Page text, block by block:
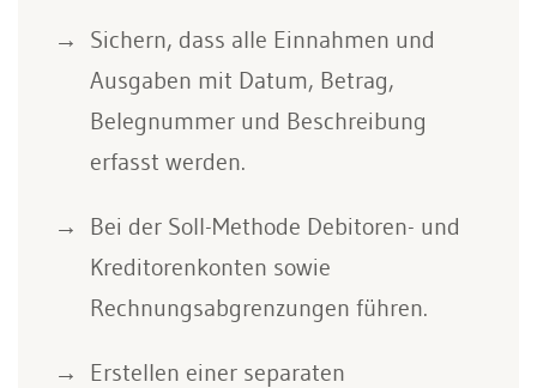
Sichern, dass alle Einnahmen und
Ausgaben mit Datum, Betrag,
Belegnummer und Beschreibung
erfasst werden.
Bei der Soll-Methode Debitoren- und
Kreditorenkonten sowie
Rechnungsabgrenzungen führen.
Erstellen einer separaten